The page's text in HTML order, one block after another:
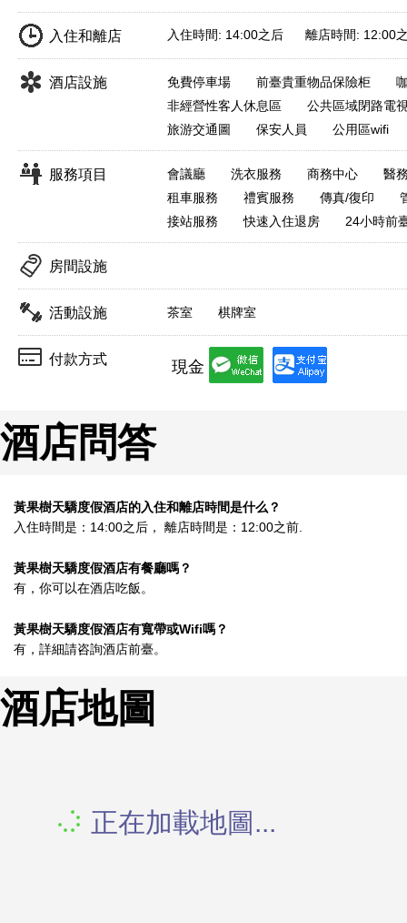
入住和離店 入住時間: 14:00之后 離店時間: 12:00
酒店設施 免費停車場 前臺貴重物品保險柜
非經營性客人休息區
公共區域閉路電
旅游交通圖
保安人員 公用區wifi
服務項目 會議廳 洗衣服務 商務中心
醫
租車服務
禮賓服務 傳真/復印
接站服務
快速入住退房 24小時前
房間設施
活動設施 茶室 棋牌室
付款方式 現金
酒店問答
黃果樹天驕度假酒店的入住和離店時間是什么？
入住時間是：14:00之后， 離店時間是：12:00之前.
黃果樹天驕度假酒店有餐廳嗎？
有，你可以在酒店吃飯。
黃果樹天驕度假酒店有寬帶或Wifi嗎？
有，詳細請咨詢酒店前臺。
酒店地圖
正在加載地圖...